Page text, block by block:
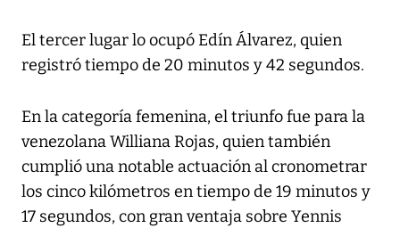
El tercer lugar lo ocupó Edín Álvarez, quien
registró tiempo de 20 minutos y 42 segundos.
En la categoría femenina, el triunfo fue para la
venezolana Williana Rojas, quien también
cumplió una notable actuación al cronometrar
los cinco kilómetros en tiempo de 19 minutos y
17 segundos, con gran ventaja sobre Yennis